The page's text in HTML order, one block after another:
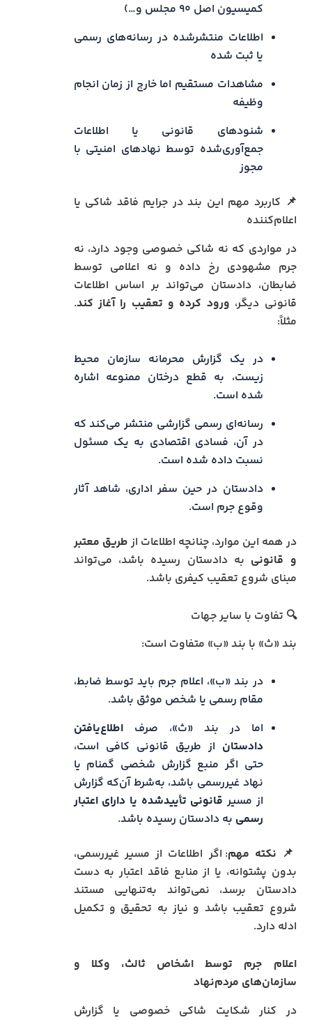
کمیسیون اصل ۹۰ مجلس و…)
اطلاعات منتشرشده در رسانه‌های رسمی
یا ثبت‌ شده
مشاهدات مستقیم اما خارج از زمان انجام
وظیفه
شنودهای قانونی یا اطلاعات
جمع‌آوری‌شده توسط نهادهای امنیتی با
مجوز
📌 کاربرد مهم این بند در جرایم فاقد شاکی یا
اعلام‌کننده
در مواردی که نه شاکی خصوصی وجود دارد، نه
جرم مشهودی رخ داده و نه اعلامی توسط
ضابطان، دادستان می‌تواند بر اساس اطلاعات
قانونی دیگر، ورود کرده و تعقیب را آغاز کند.
مثلاً:
در یک گزارش محرمانه سازمان محیط
زیست، به قطع درختان ممنوعه اشاره
شده است.
رسانه‌ای رسمی گزارشی منتشر می‌کند که
در آن، فسادی اقتصادی به یک مسئول
نسبت داده شده است.
دادستان در حین سفر اداری، شاهد آثار
وقوع جرم است.
در همه این موارد، چنانچه اطلاعات از طریق معتبر
و قانونی به دادستان رسیده باشد، می‌تواند
مبنای شروع تعقیب کیفری باشد.
🔍 تفاوت با سایر جهات
بند «ث» با بند «ب» متفاوت است:
در بند «ب»، اعلام جرم باید توسط ضابط،
مقام رسمی یا شخص موثق باشد.
اما در بند «ث»، صرفاطلاع‌یافتن
دادستان از طریق قانونی کافی است،
حتی اگر منبع گزارش شخصی گمنام یا
نهاد غیررسمی باشد، به‌شرط آن‌که گزارش
از مسیر قانونی تأییدشده یا دارای اعتبار
رسمی به دادستان رسیده باشد.
📌 نکته مهم: اگر اطلاعات از مسیر غیررسمی،
بدون پشتوانه، یا از منابع فاقد اعتبار به دست
دادستان برسد، نمی‌تواند به‌تنهایی مستند
شروع تعقیب باشد و نیاز به تحقیق و تکمیل
ادله دارد.
اعلام جرم توسط اشخاص ثالث، وکلا و
سازمان‌های مردم‌نهاد
در کنار شکایت شاکی خصوصی یا گزارش